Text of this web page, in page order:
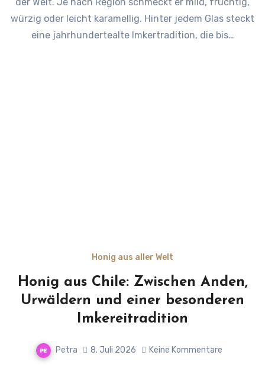
der Welt. Je nach Region schmeckt er mild, fruchtig,
würzig oder leicht karamellig. Hinter jedem Glas steckt
eine jahrhundertealte Imkertradition, die bis…
Honig aus aller Welt
Honig aus Chile: Zwischen Anden,
Urwäldern und einer besonderen
Imkereitradition
Petra 8. Juli 2026 Keine Kommentare